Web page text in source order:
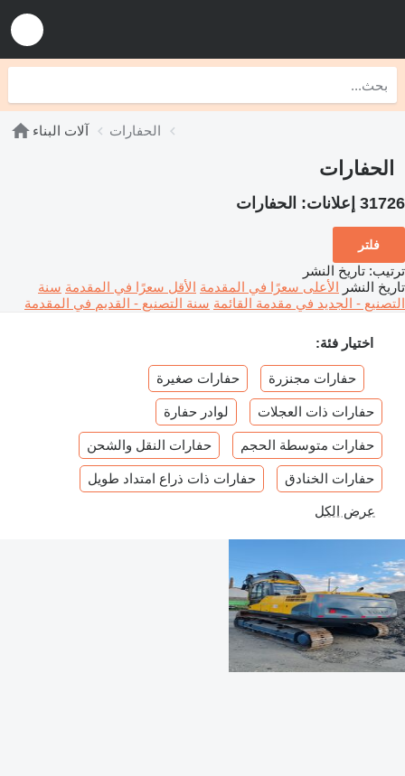
آلات البناء الحفارات
الحفارات
31726 إعلانات: الحفارات
فلتر
ترتيب: تاريخ النشر
تاريخ النشر الأعلى سعرًا في المقدمة الأقل سعرًا في المقدمة سنة
التصنيع - الجديد في مقدمة القائمة سنة التصنيع - القديم في المقدمة
اختيار فئة:
حفارات مجنزرة حفارات صغيرة
حفارات ذات العجلات لوادر حفارة
حفارات متوسطة الحجم حفارات النقل والشحن
حفارات الخنادق حفارات ذات ذراع امتداد طويل
عرض الكل